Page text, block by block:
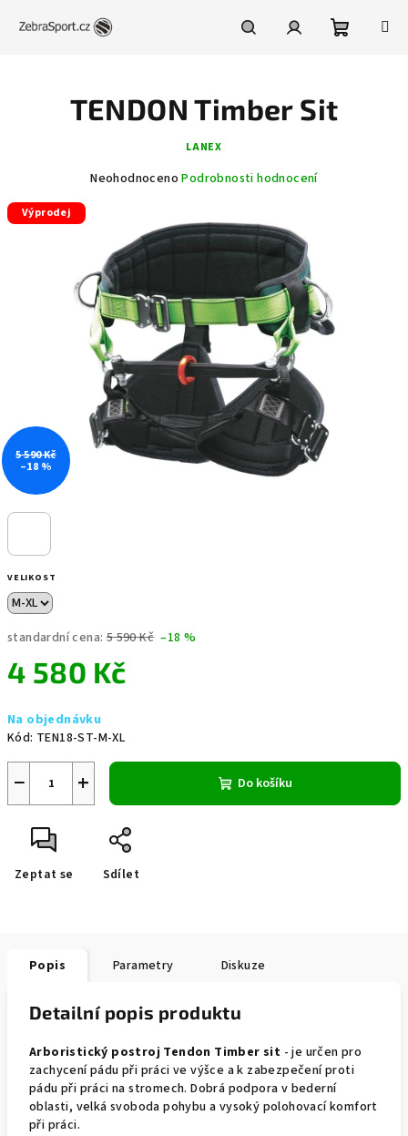
VELIKOST
standardní cena: 5 590 Kč –18 %
4 580 Kč
cena:
Na objednávku
Kód: TEN18-ST-M-XL
+
− Do košíku
Zeptat se Sdílet
TENDON Timber Sit
LANEX
Průměrné
z
hvězdiček.
Neohodnoceno Podrobnosti hodnocení
Výprodej
5 590 Kč
–18 %
Popis Parametry Diskuze
Detailní popis produktu
Arboristický postroj Tendon Timber sit - je určen pro
zachycení pádu při práci ve výšce a k zabezpečení proti
pádu při práci na stromech. Dobrá podpora v bederní
oblasti, velká svoboda pohybu a vysoký polohovací komfort
při práci.